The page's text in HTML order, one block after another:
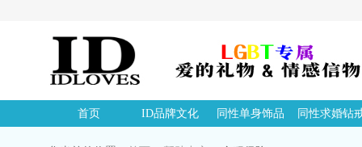
首页 ID品牌文化 同性单身饰品 同性求婚钻